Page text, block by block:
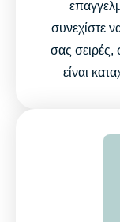
συνεχίστε
σας σειρές,
είναι